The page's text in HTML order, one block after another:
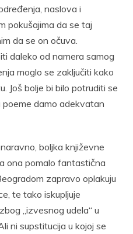
naslova i
pokušajima da se taj
da se on očuva.
daleko od namera samog
moglo se zaključiti kako
Još bolje bi bilo potruditi se
damo adekvatan
boljka književne
ona pomalo fantastična
zapravo oplakuju
te tako iskupljuje
„izvesnog udela“ u
ni supstitucija u kojoj se